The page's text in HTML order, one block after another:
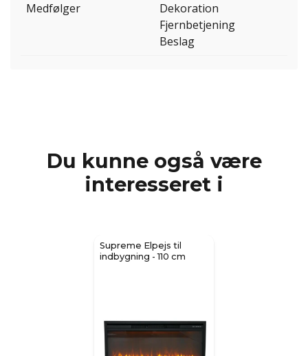
Medfølger
Dekoration
Fjernbetjening
Beslag
Du kunne også være
interesseret i
Supreme Elpejs til
indbygning - 110 cm